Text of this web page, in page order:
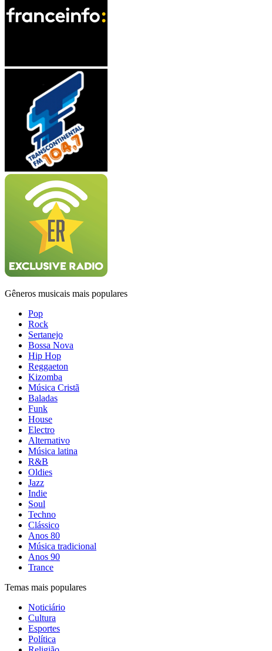
Gêneros musicais mais populares
Pop
Rock
Sertanejo
Bossa Nova
Hip Hop
Reggaeton
Kizomba
Música Cristã
Baladas
Funk
House
Electro
Alternativo
Música latina
R&B
Oldies
Jazz
Indie
Soul
Techno
Clássico
Anos 80
Música tradicional
Anos 90
Trance
Temas mais populares
Noticiário
Cultura
Esportes
Política